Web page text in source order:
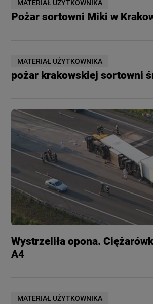
MATERIAŁ UŻYTKOWNIKA
Pożar sortowni Miki w
MATERIAŁ UŻYTKOWNIKA
pożar krakowskiej sortowni
Wystrzeliła opona.
A4
MATERIAŁ UŻYTKOWNIKA